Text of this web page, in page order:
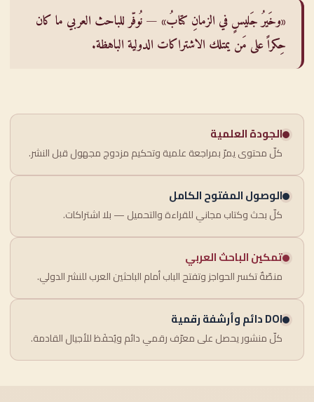
«وخَيرُ جَليسٍ في الزمانِ كتابُ» — نُوفّر للباحث العربي ما كان
حِكراً على مَن يمتلك الاشتراكات الدولية الباهظة.
الجودة العلمية
كلّ محتوى يمرّ بمراجعة علمية وتحكيم مزدوج مجهول قبل النشر.
الوصول المفتوح الكامل
كلّ بحث وكتاب مجاني للقراءة والتحميل — بلا اشتراكات.
تمكين الباحث العربي
منصّةٌ تكسر الحواجز وتفتح الباب أمام الباحثين العرب للنشر الدولي.
DOI دائم وأرشفة رقمية
كلّ منشور يحصل على معرّف رقمي دائم ويُحفَظ للأجيال القادمة.